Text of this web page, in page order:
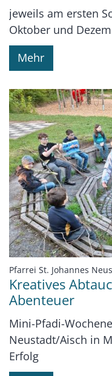
jeweils am ersten
Oktober und
Mehr
Pfarrei St. Johannes
Kreatives
Abenteuer
Mini-Pfadi-
Neustadt/Aisch in
Erfolg